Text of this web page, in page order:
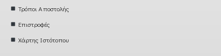
Τρόποι Αποστολής
Επιστροφές
Χάρτης Ιστότοπου